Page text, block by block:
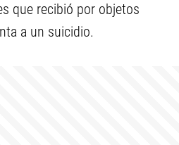
que recibió por objetos
a un suicidio.